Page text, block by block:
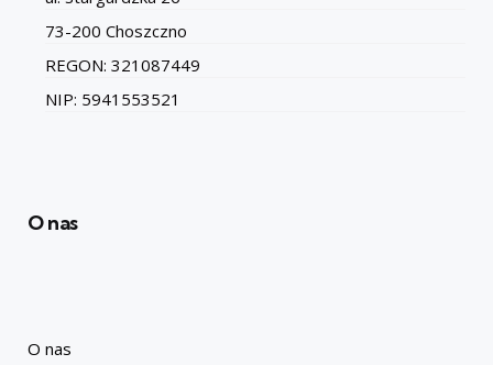
73-200 Choszczno
REGON: 321087449
NIP: 5941553521
O nas
O nas